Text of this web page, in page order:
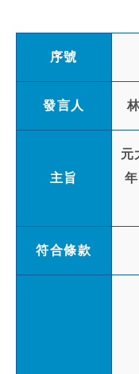
序號
發言人
主旨
元
符合條款